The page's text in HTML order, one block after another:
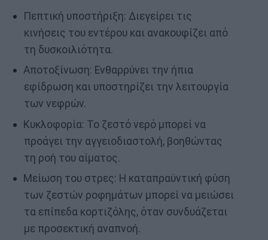
Πεπτική υποστήριξη: Διεγείρει τις
κινήσεις του εντέρου και ανακουφίζει από
τη δυσκοιλιότητα.
Αποτοξίνωση: Ενθαρρύνει την ήπια
εφίδρωση και υποστηρίζει την λειτουργία
των νεφρών.
Κυκλοφορία: Το ζεστό νερό μπορεί να
προάγει την αγγειοδιαστολή, βοηθώντας
τη ροή του αίματος.
Μείωση του στρες: Η καταπραϋντική φύση
των ζεστών ροφημάτων μπορεί να μειώσει
τα επίπεδα κορτιζόλης, όταν συνδυάζεται
με προσεκτική αναπνοή.